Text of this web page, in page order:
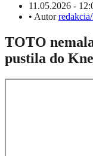
11.05.2026 -
• Autor
TOTO
pustila do